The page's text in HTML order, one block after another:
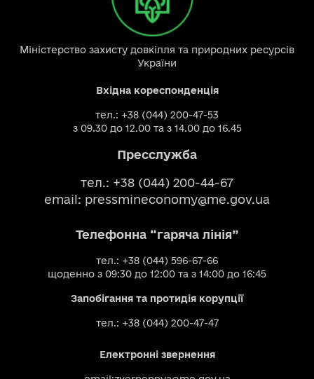
Міністерство захисту довкілля та природних ресурсів
України
Вхідна кореспонденція
тел.: +38 (044) 200-47-53
з 09.30 до 12.00 та з 14.00 до 16.45
Пресслужба
тел.: +38 (044) 200-44-67
email: pressmineconomy@me.gov.ua
Телефонна “гаряча лінія”
тел.: +38 (044) 596-67-66
щоденно з 09:30 до 12:00 та з 14:00 до 16:45
Запобігання та протидія корупції
тел.: +38 (044) 200-47-47
Електронні звернення